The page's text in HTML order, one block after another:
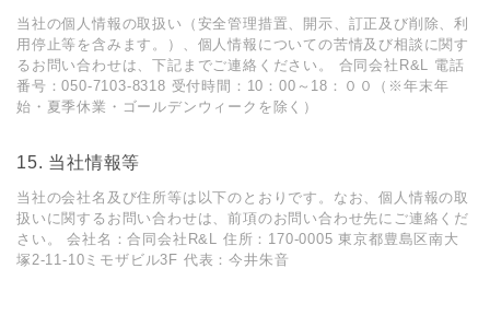
当社の個⼈情報の取扱い（安全管理措置、開⽰、訂正及び削除、利
⽤停⽌等を含みます。）、個⼈情報についての苦情及び相談に関す
るお問い合わせは、下記までご連絡ください。 合同会社R&L 電話
番号：050-7103-8318 受付時間：10：00～18：００（※年末年
始・夏季休業・ゴールデンウィークを除く）
15. 当社情報等
当社の会社名及び住所等は以下のとおりです。なお、個⼈情報の取
扱いに関するお問い合わせは、前項のお問い合わせ先にご連絡くだ
さい。 会社名：合同会社R&L 住所：170-0005 東京都豊島区南大
塚2-11-10ミモザビル3F 代表：今井朱音